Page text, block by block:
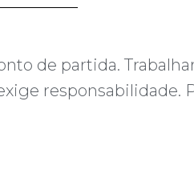
de partida.
responsabilidade.